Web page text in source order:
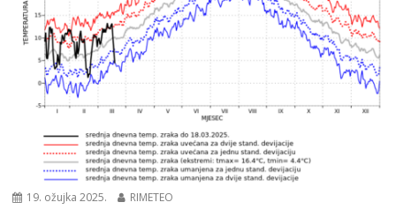
19. ožujka 2025. RIMETEO